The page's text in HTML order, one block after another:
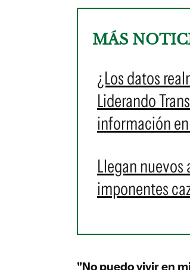
MÁS
¿Los datos
Liderando
información
Llegan
imponentes
"No puedo vivir en